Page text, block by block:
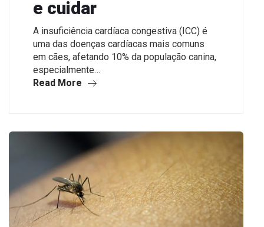
e cuidar
A insuficiência cardíaca congestiva (ICC) é
uma das doenças cardíacas mais comuns
em cães, afetando 10% da população canina,
especialmente…
Read More